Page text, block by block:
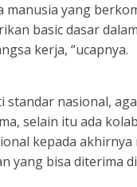
yang
basic dasar
kerja, “ucapnya.
standar nasional,
selain itu ada
kepada
yang bisa diterima